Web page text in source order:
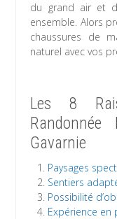
du grand air et
ensemble. Alors
chaussures de
naturel avec vos
Les 8
Gavarnie
Paysages
Sentiers
Possibilité
Expérience